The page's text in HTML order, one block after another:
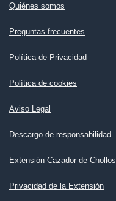
Quiénes somos
Preguntas frecuentes
Política de Privacidad
Política de cookies
Aviso Legal
Descargo de responsabilidad
Extensión Cazador de Chollos
Privacidad de la Extensión